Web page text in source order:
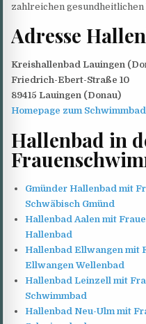
zahlreichen
Adresse
Kreishallenbad Lauingen
Friedrich-Ebert-Straße 10
89415 Lauingen (Donau)
Homepage zum Schwimmbad
Hallenbad in
Gmünder Hallenbad mit
Schwäbisch Gmünd
Hallenbad Aalen mit
Hallenbad
Hallenbad Ellwangen mit
Ellwangen Wellenbad
Hallenbad Leinzell mit
Schwimmbad
Hallenbad Neu-Ulm mit